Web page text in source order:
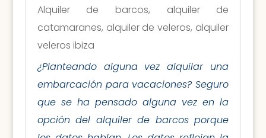
Alquiler de barcos, alquiler de
catamaranes, alquiler de veleros, alquiler
veleros ibiza
¿Planteando alguna vez alquilar una
embarcación para vacaciones? Seguro
que se ha pensado alguna vez en la
opción del alquiler de barcos porque